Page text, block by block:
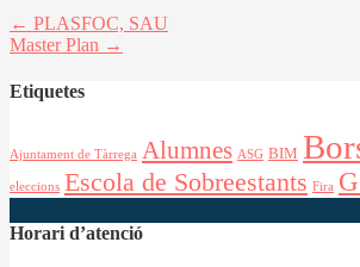
← PLASFOC, SAU
Master Plan →
Etiquetes
Ajuntament de Tàrrega Alumnes ASG BIM
eleccions Escola de Sobreestants Fira
Horari d’atenció